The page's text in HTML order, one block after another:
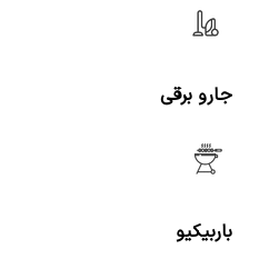
جارو برقی
باربیکیو